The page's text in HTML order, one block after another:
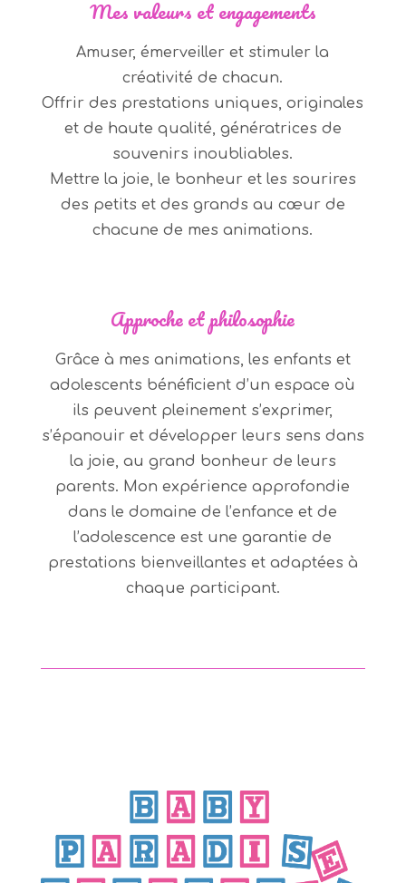
Mes valeurs et engagements
Amuser, émerveiller et stimuler la
créativité de chacun.
Offrir des prestations uniques, originales
et de haute qualité, génératrices de
souvenirs inoubliables.
Mettre la joie, le bonheur et les sourires
des petits et des grands au cœur de
chacune de mes animations.
Approche et philosophie
Grâce à mes animations, les enfants et
adolescents bénéficient d’un espace où
ils peuvent pleinement s’exprimer,
s’épanouir et développer leurs sens dans
la joie, au grand bonheur de leurs
parents. Mon expérience approfondie
dans le domaine de l’enfance et de
l’adolescence est une garantie de
prestations bienveillantes et adaptées à
chaque participant.